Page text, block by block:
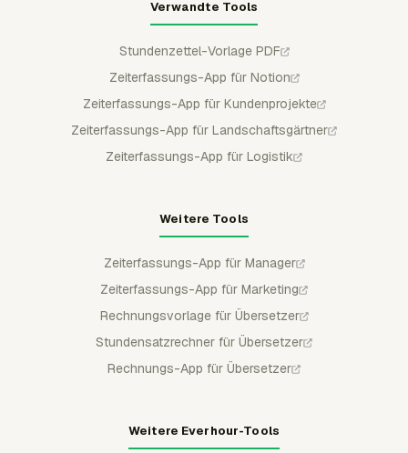
Verwandte Tools
Stundenzettel-Vorlage PDF
Zeiterfassungs-App für Notion
Zeiterfassungs-App für Kundenprojekte
Zeiterfassungs-App für Landschaftsgärtner
Zeiterfassungs-App für Logistik
Weitere Tools
Zeiterfassungs-App für Manager
Zeiterfassungs-App für Marketing
Rechnungsvorlage für Übersetzer
Stundensatzrechner für Übersetzer
Rechnungs-App für Übersetzer
Weitere Everhour-Tools